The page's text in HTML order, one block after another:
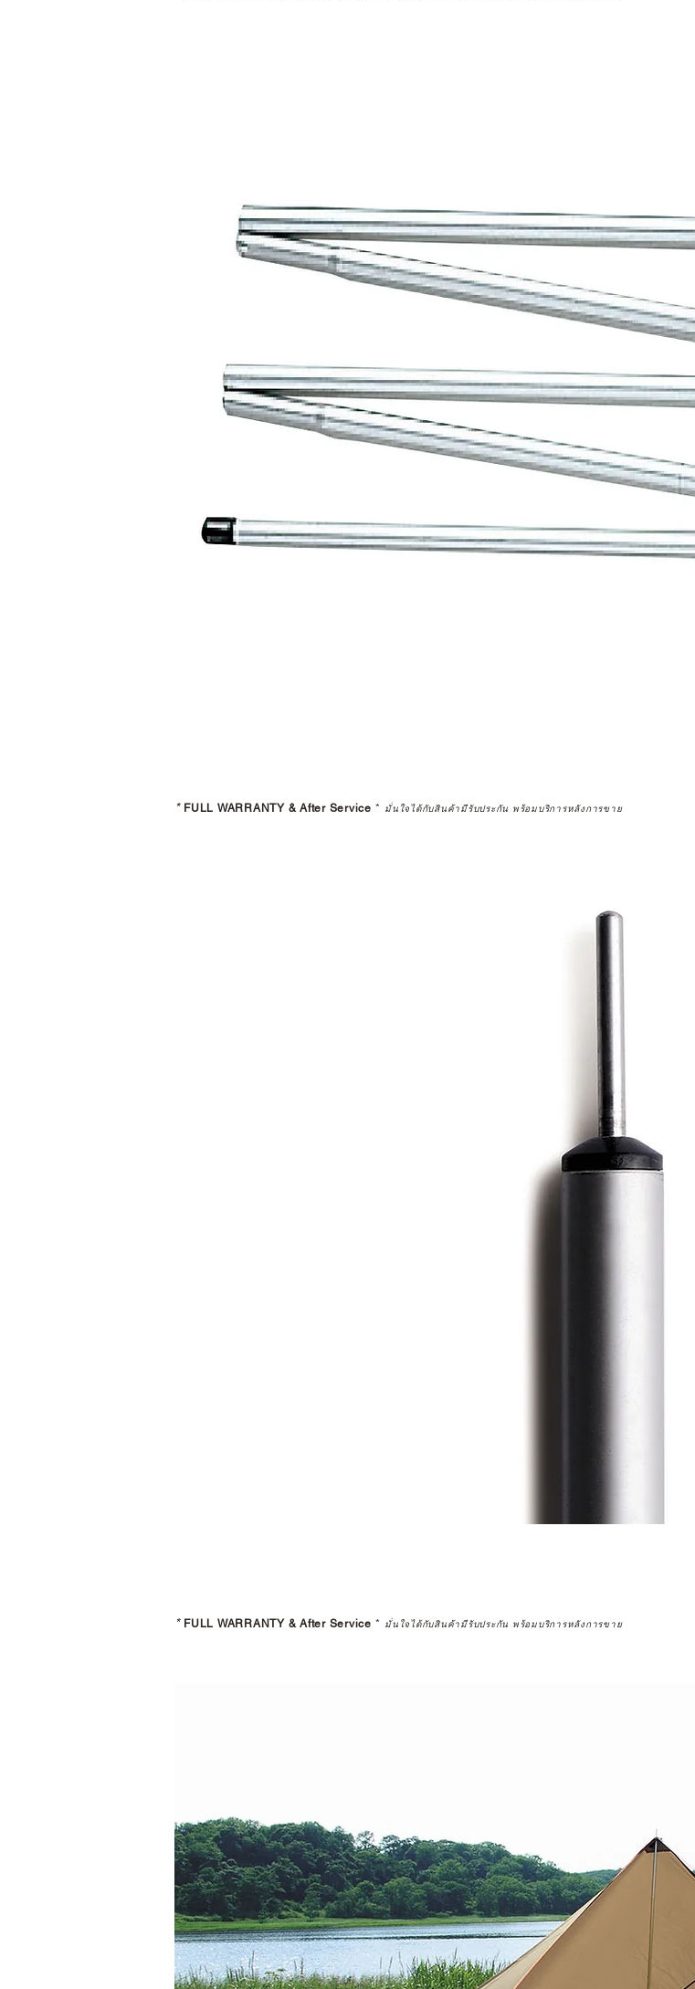
* FULL WARRANTY & After Service * มั่นใจได้กับสินค้ามีรับประกัน พร้อมบริการหลังการขาย
* FULL WARRANTY & After Service * มั่นใจได้กับสินค้ามีรับประกัน พร้อมบริการหลังการขาย